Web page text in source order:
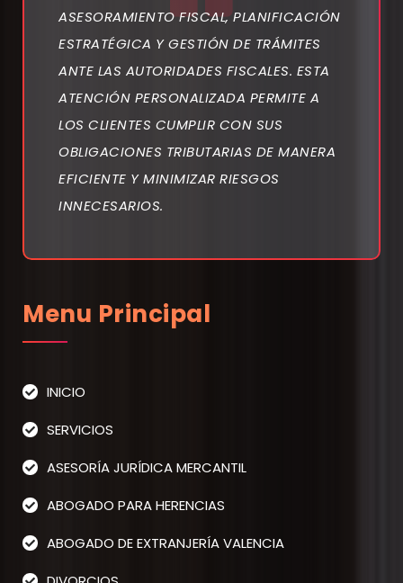
ASESORAMIENTO FISCAL, PLANIFICACIÓN
ESTRATÉGICA Y GESTIÓN DE TRÁMITES
ANTE LAS AUTORIDADES FISCALES. ESTA
ATENCIÓN PERSONALIZADA PERMITE A
LOS CLIENTES CUMPLIR CON SUS
OBLIGACIONES TRIBUTARIAS DE MANERA
EFICIENTE Y MINIMIZAR RIESGOS
INNECESARIOS.
Menu Principal
INICIO
SERVICIOS
ASESORÍA JURÍDICA MERCANTIL
ABOGADO PARA HERENCIAS
ABOGADO DE EXTRANJERÍA VALENCIA